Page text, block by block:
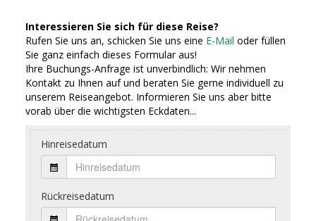
Interessieren Sie sich für diese Reise?
Rufen Sie uns an, schicken Sie uns eine E-Mail oder füllen
Sie ganz einfach dieses Formular aus!
Ihre Buchungs-Anfrage ist unverbindlich: Wir nehmen
Kontakt zu Ihnen auf und beraten Sie gerne individuell zu
unserem Reiseangebot. Informieren Sie uns aber bitte
vorab über die wichtigsten Eckdaten...